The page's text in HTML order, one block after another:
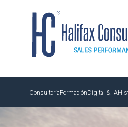
ConsultoríaFormaciónDigital & IA